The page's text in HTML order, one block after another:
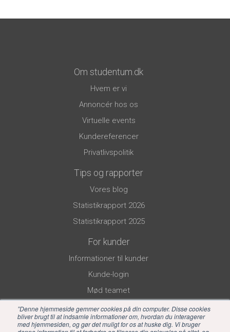
”Denne hjemmeside gemmer cookies på din computer. Disse cookies
bliver brugt til at indsamle informationer om, hvordan du interagerer
med hjemmesiden, og gør det muligt for os at huske dig. Vi bruger
Om studentum.dk
Hvem er vi
Annoncér hos os
Virtuelle events
Kundereferencer
Privatlivspolitik
Tips og rapporter
Vores blog
Statistikrapport 2026
Statistikrapport 2025
For kunder
Informationer til kunder
Kunde-login
Mød teamet